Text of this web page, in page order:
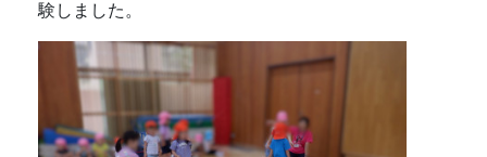
験しました。